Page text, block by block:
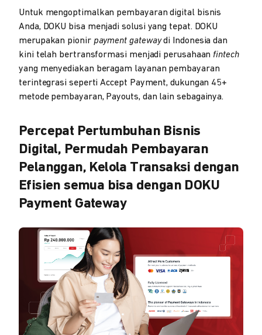
Untuk mengoptimalkan pembayaran digital bisnis
Anda, DOKU bisa menjadi solusi yang tepat. DOKU
merupakan pionir payment gatewaydi Indonesia dan
kini telah bertransformasi menjadi perusahaan fintech
yang menyediakan beragam layanan pembayaran
terintegrasi seperti Accept Payment, dukungan 45+
metode pembayaran, Payouts, dan lain sebagainya.
Percepat Pertumbuhan Bisnis
Digital, Permudah Pembayaran
Pelanggan, Kelola Transaksi dengan
Efisien semua bisa dengan DOKU
Payment Gateway